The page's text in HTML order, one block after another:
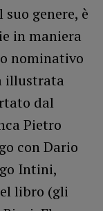
genere, è
in maniera
nominativo
illustrata
dal
Pietro
con Dario
Intini,
libro (gli